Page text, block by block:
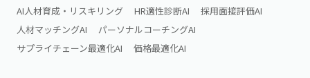
AI人材育成・リスキリング HR適性診断AI
採用面接評価AI
人材マッチングAI
パーソナルコーチングAI
サプライチェーン最適化AI
価格最適化AI